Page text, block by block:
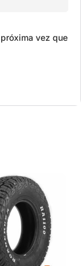
vez que